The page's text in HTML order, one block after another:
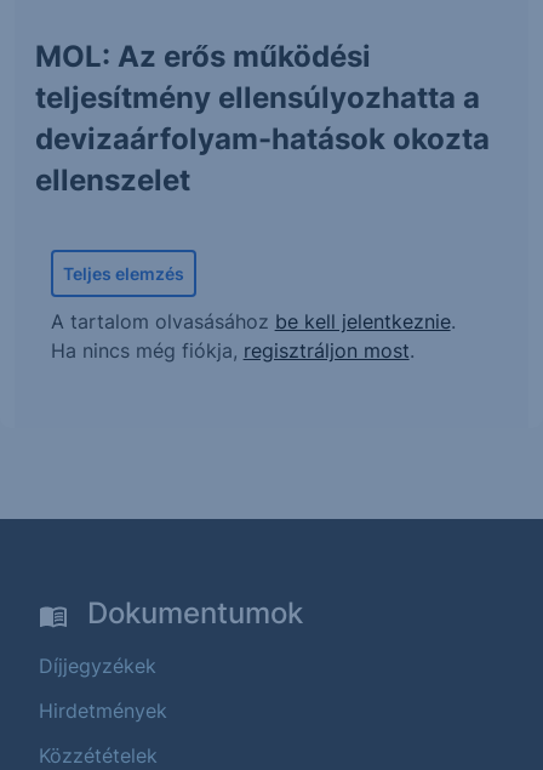
MOL: Az erős működési
teljesítmény ellensúlyozhatta a
devizaárfolyam-hatások okozta
ellenszelet
Teljes elemzés
A tartalom olvasásához be kell jelentkeznie.
Ha nincs még fiókja, regisztráljon most.
Dokumentumok
Díjjegyzékek
Hirdetmények
Közzétételek